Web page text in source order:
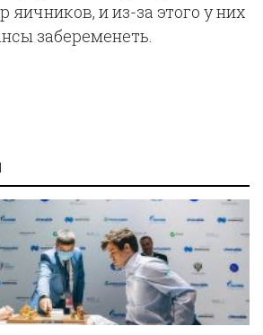
и из-за этого у них
забеременеть.